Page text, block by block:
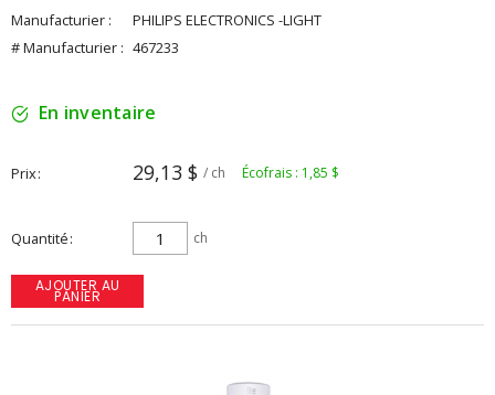
Manufacturier :
PHILIPS ELECTRONICS -LIGHT
# Manufacturier : 467233
En inventaire
Prix 29,13 $ / ch Écofrais : 1,85 $
Quantité ch
AJOUTER AU
PANIER